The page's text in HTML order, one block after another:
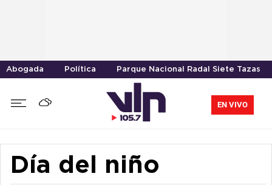
Abogada Política Parque Nacional Radal Siete Tazas
EN VIVO
Día del niño